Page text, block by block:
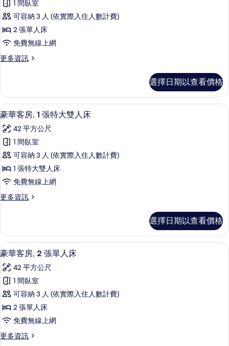
片
詳
情
級
客
房
(Family
Club
所
有
相
片
1 間臥室
可容納 3 人 (依實際入住人數計費)
2 張單人床
免費無線上網
更多資訊
更
客
房
(Family
View)
的
詳
情
選擇日期以查看價格
顯
示
豪
華
客
房,
張
大
雙
人
床
的
所
有
相
片
豪華客房, 1 張特大雙人床 | 客房內保
4
豪華客房, 1 張特大雙人床
42 平方公尺
1 間臥室
可容納 3 人 (依實際入住人數計費)
1 張特大雙人床
免費無線上網
更多資訊
更
客
房,
1
特
大
雙
人
床
的
詳
情
選擇日期以查看價格
顯
示
豪
華
客
房,
張
5
豪華客房, 2 張單人床
42 平方公尺
1 間臥室
可容納 3 人 (依實際入住人數計費)
2 張單人床
免費無線上網
更多資訊
更